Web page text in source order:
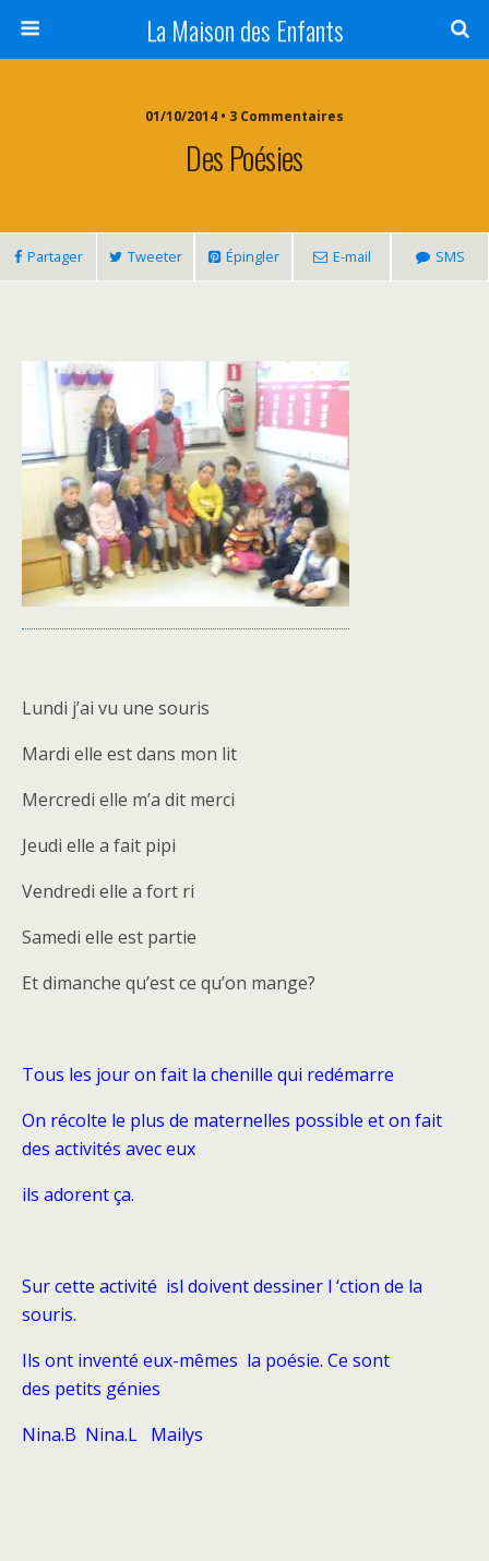
La Maison des Enfants
01/10/2014 • 3 Commentaires
Des Poésies
Partager Tweeter Épingler E-mail SMS
Lundi j’ai vu une souris
Mardi elle est dans mon lit
Mercredi elle m’a dit merci
Jeudi elle a fait pipi
Vendredi elle a fort ri
Samedi elle est partie
Et dimanche qu’est ce qu’on mange?
Tous les jour on fait la chenille qui redémarre
On récolte le plus de maternelles possible et on fait
des activités avec eux
ils adorent ça.
Sur cette activité isl doivent dessiner l ‘ction de la
souris.
Ils ont inventé eux-mêmes la poésie. Ce sont
des petits génies
Nina.B Nina.L Mailys